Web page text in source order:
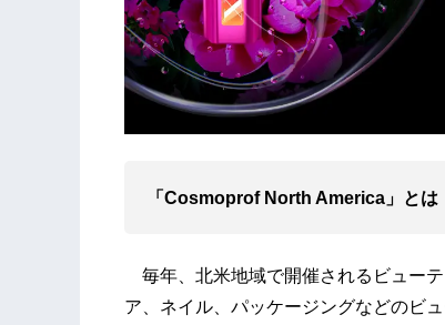
「Cosmoprof North America」とは
毎年、北米地域で開催されるビュー
ア、ネイル、パッケージングなどのビ